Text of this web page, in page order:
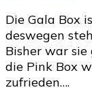
im
Die Gala Box
deswegen
Bisher war sie
die Pink Box
zufrieden….